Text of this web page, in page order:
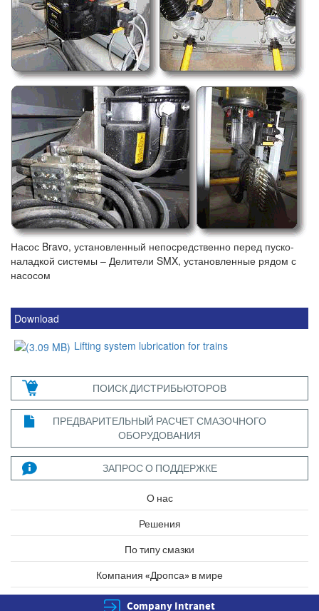
Насос Bravo, установленный непосредственно перед пуско-
наладкой системы – Делители SMX, установленные рядом с
насосом
Download
Lifting system lubrication for trains
ПОИСК ДИСТРИБЬЮТОРОВ
ПРЕДВАРИТЕЛЬНЫЙ РАСЧЕТ СМАЗОЧНОГО
ОБОРУДОВАНИЯ
ЗАПРОС О ПОДДЕРЖКЕ
О нас
Решения
По типу смазки
Компания «Дропса» в мире
Company Intranet